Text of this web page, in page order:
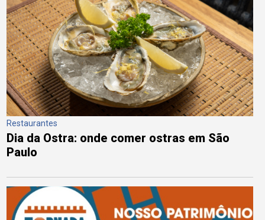
Restaurantes
Dia da Ostra: onde comer ostras em São
Paulo